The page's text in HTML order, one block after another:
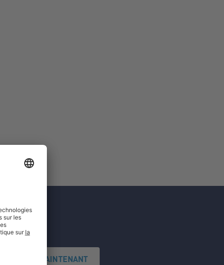
S'INSCRIRE MAINTENANT